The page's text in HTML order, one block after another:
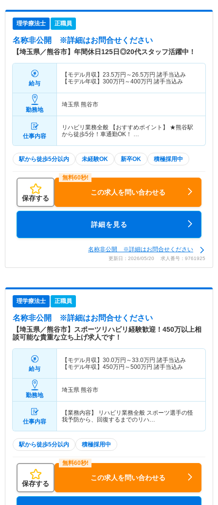
理学療法士 正職員
名称非公開 ※詳細はお問合せください
【埼玉県／熊谷市】年間休日125日◎20代スタッフ活躍中！
給与
【モデル月収】 23.5万円～26.5万円 諸手当込み
【モデル年収】 300万円～400万円 諸手当込み
勤務地
埼玉県 熊谷市
仕事内容
リハビリ業務全般 【おすすめポイント】 ★熊谷駅
から徒歩5分！車通勤OK！ …
駅から徒歩5分以内 未経験OK 新卒OK 積極採用中
保存する
この求人を問い合わせる
詳細を見る
名称非公開 ※詳細はお問合せください
更新日：2026/05/20 求人番号：9761925
理学療法士 正職員
名称非公開 ※詳細はお問合せください
【埼玉県／熊谷市】スポーツリハビリ経験歓迎！450万以上相
談可能な貴重な立ち上げ求人です！
給与
【モデル月収】 30.0万円～33.0万円 諸手当込み
【モデル年収】 450万円～500万円 諸手当込み
勤務地
埼玉県 熊谷市
仕事内容
【業務内容】 リハビリ業務全般 スポーツ選手の怪
我予防から、回復するまでのリハ…
駅から徒歩5分以内 積極採用中
保存する
この求人を問い合わせる